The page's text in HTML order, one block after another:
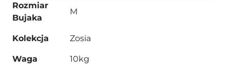
Rozmiar
Bujaka
M
Kolekcja Zosia
Waga 10kg